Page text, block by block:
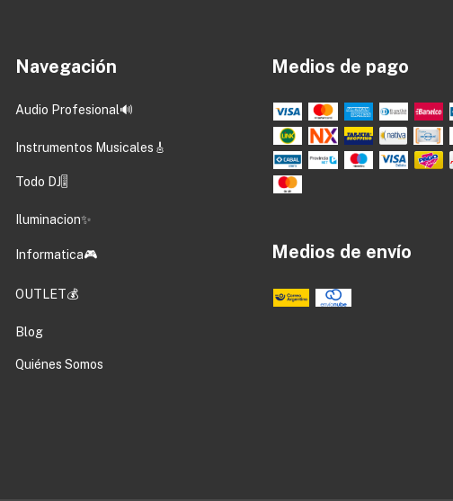
Navegación
Audio Profesional🔊
Instrumentos Musicales🎸
Todo DJ🎚️
Iluminacion✨
Informatica🎮
OUTLET💰
Blog
Quiénes Somos
Medios de pago
Medios de envío